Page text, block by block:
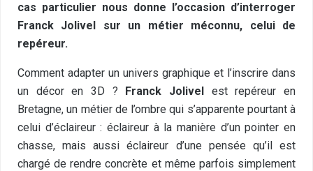
cas particulier nous donne l’occasion d’interroger
Franck Jolivel sur un métier méconnu, celui de
repéreur.
Comment adapter un univers graphique et l’inscrire dans
un décor en 3D ? Franck Jolivel est repéreur en
Bretagne, un métier de l’ombre qui s’apparente pourtant à
celui d’éclaireur : éclaireur à la manière d’un pointer en
chasse, mais aussi éclaireur d’une pensée qu’il est
chargé de rendre concrète et même parfois simplement